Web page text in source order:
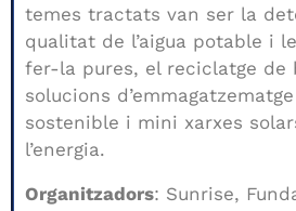
temes tractats van ser la
qualitat de l’aigua potable i
fer-la pures, el reciclatge de
solucions d’emmagatzematge
sostenible i mini xarxes
l’energia.
Organitzadors: Sunrise,